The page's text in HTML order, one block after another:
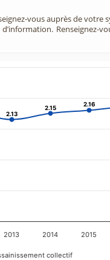
vous auprès de votre
Renseignez-
2.13
2.13
2.15
2.15
2.16
2.16
collectif
2013 2014 2015